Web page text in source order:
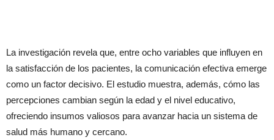
La investigación revela que, entre ocho variables que influyen en
la satisfacción de los pacientes, la comunicación efectiva emerge
como un factor decisivo. El estudio muestra, además, cómo las
percepciones cambian según la edad y el nivel educativo,
ofreciendo insumos valiosos para avanzar hacia un sistema de
salud más humano y cercano.